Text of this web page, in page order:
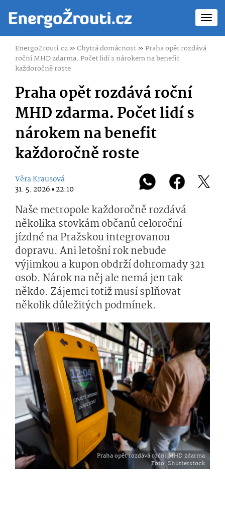
EnergoZrouti.cz»Chytrá domácnost»Praha opět rozdává
roční MHD zdarma. Počet lidí s nárokem na benefit
každoročně roste
Praha opět rozdává roční
MHD zdarma. Počet lidí s
nárokem na benefit
každoročně roste
Věra Krausová
31. 5. 2026 ▪ 22:10
Naše metropole každoročně rozdává
několika stovkám občanů celoroční
jízdné na Pražskou integrovanou
dopravu. Ani letošní rok nebude
výjimkou a kupon obdrží dohromady 321
osob. Nárok na něj ale nemá jen tak
někdo. Zájemci totiž musí splňovat
několik důležitých podmínek.
Praha opět rozdává roční MHD zdarma
Foto: Shutterstock